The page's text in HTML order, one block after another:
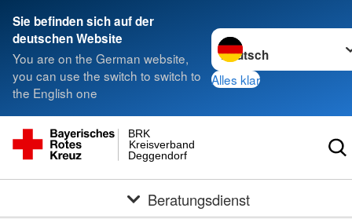
Sie befinden sich auf der
deutschen Website
You are on the German website,
you can use the switch to switch to
the English one
Sprache wechseln zu
Alles klar
Deggendorf
Kreisverband
BRK
Beratungsdienst